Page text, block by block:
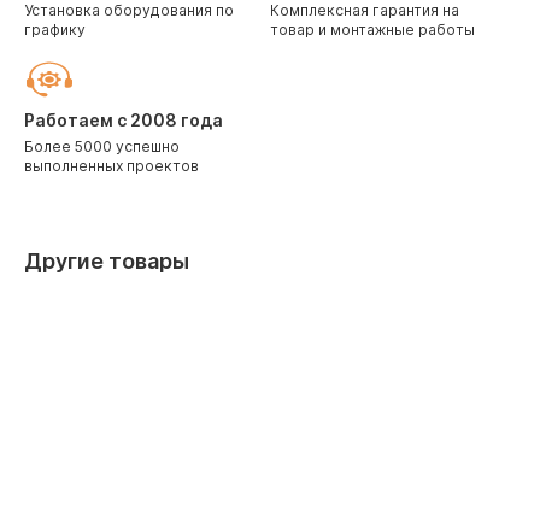
Установка оборудования по
графику
Комплексная гарантия на
товар и монтажные работы
Работаем с 2008 года
Более 5000 успешно
выполненных проектов
Другие товары